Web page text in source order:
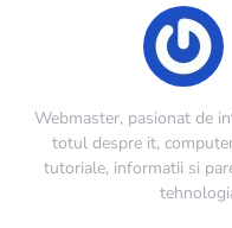
Webmaster, pasionat de
totul despre it,
tutoriale, informatii si